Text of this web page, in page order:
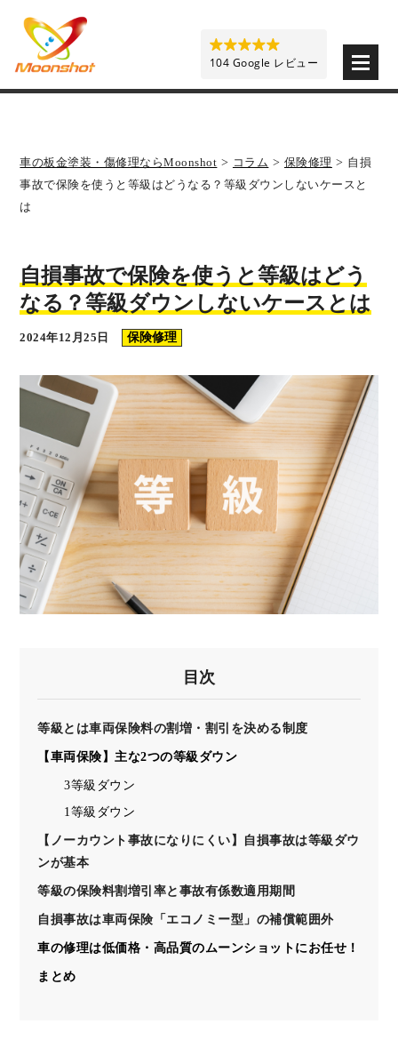
車の板金塗装・傷修理ならMoonshot > コラム > 保険修理 > 自損
事故で保険を使うと等級はどうなる？等級ダウンしないケースと
は
自損事故で保険を使うと等級はどう
なる？等級ダウンしないケースとは
2024年12月25日 保険修理
目次
等級とは車両保険料の割増・割引を決める制度
【車両保険】主な2つの等級ダウン
3等級ダウン
1等級ダウン
【ノーカウント事故になりにくい】自損事故は等級ダウ
ンが基本
等級の保険料割増引率と事故有係数適用期間
自損事故は車両保険「エコノミー型」の補償範囲外
車の修理は低価格・高品質のムーンショットにお任せ！
まとめ
104 Google レビュー